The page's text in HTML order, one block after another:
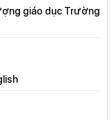
giáo dục Trường